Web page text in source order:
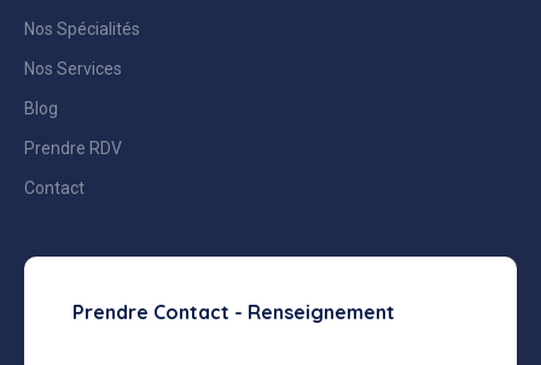
Nos Spécialités
Nos Services
Blog
Prendre RDV
Contact
Prendre Contact - Renseignement